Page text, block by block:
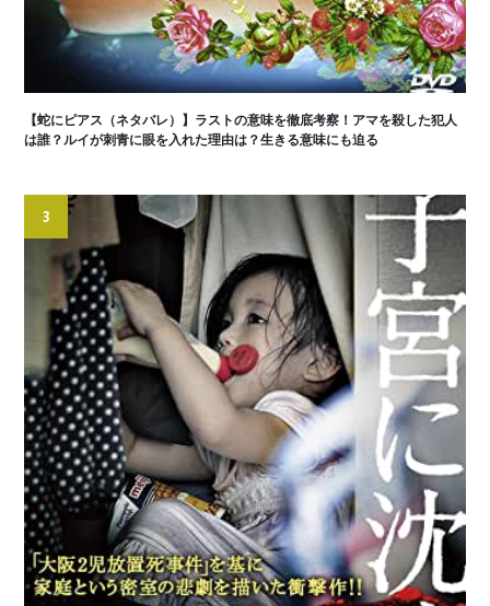
【蛇にピアス（ネタバレ）】ラストの意味を徹底考察！アマを殺した犯人
は誰？ルイが刺青に眼を入れた理由は？生きる意味にも迫る
3